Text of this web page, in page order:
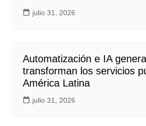
julio 31, 2026
Automatización e IA
transforman los servicios
América Latina
julio 31, 2026